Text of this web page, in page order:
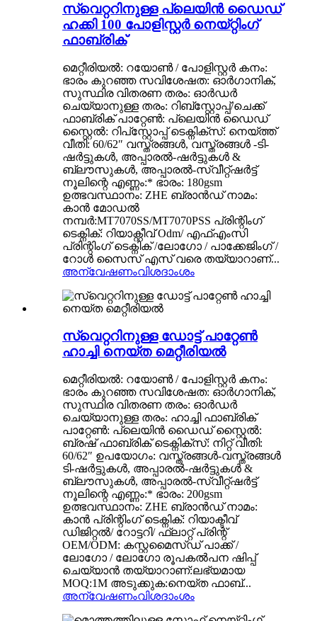
സ്വെറ്ററിനുള്ള പ്ലെയിൻ ഡൈഡ്
ഹക്കി 100 പോളിസ്റ്റർ നെയ്റ്റിംഗ്
ഫാബ്രിക്
മെറ്റീരിയൽ: റയോൺ / പോളിസ്റ്റർ കനം:
ഭാരം കുറഞ്ഞ സവിശേഷത: ഓർഗാനിക്,
സുസ്ഥിര വിതരണ തരം: ഓർഡർ
ചെയ്യാനുള്ള തരം: റിബ്‌സ്റ്റോപ്പ്/ചെക്ക്
ഫാബ്രിക് പാറ്റേൺ: പ്ലെയിൻ ഡൈഡ്
സ്റ്റൈൽ: റിപ്‌സ്റ്റോപ്പ് ടെക്നിക്സ്: നെയ്ത്ത്
വീതി: 60/62″ വസ്ത്രങ്ങൾ, വസ്ത്രങ്ങൾ -ടി-
ഷർട്ടുകൾ, അപ്പാരൽ-ഷർട്ടുകൾ &
ബ്ലൗസുകൾ, അപ്പാരൽ-സ്വീറ്റ്ഷർട്ട്
നൂലിന്റെ എണ്ണം:* ഭാരം: 180gsm
ഉത്ഭവസ്ഥാനം: ZHE ബ്രാൻഡ് നാമം:
കാൻ മോഡൽ
നമ്പർ:MT7070SS/MT7070PSS പ്രിന്റിംഗ്
ടെക്നിക്: റിയാക്റ്റീവ് Odm/ എഫ്എംസി
പ്രിന്റിംഗ് ടെക്നിക് /ലോഗോ / പാക്കേജിംഗ് /
റോൾ സൈസ് എസ് വരെ തയ്യാറാണ്...
അന്വേഷണംവിശദാംശം
സ്വെറ്ററിനുള്ള ഡോട്ട് പാറ്റേൺ
ഹാച്ചി നെയ്ത മെറ്റീരിയൽ
മെറ്റീരിയൽ: റയോൺ / പോളിസ്റ്റർ കനം:
ഭാരം കുറഞ്ഞ സവിശേഷത: ഓർഗാനിക്,
സുസ്ഥിര വിതരണ തരം: ഓർഡർ
ചെയ്യാനുള്ള തരം: ഹാച്ചി ഫാബ്രിക്
പാറ്റേൺ: പ്ലെയിൻ ഡൈഡ് സ്റ്റൈൽ:
ബ്രഷ് ഫാബ്രിക് ടെക്നിക്സ്: നിറ്റ് വീതി:
60/62″ ഉപയോഗം: വസ്ത്രങ്ങൾ-വസ്ത്രങ്ങൾ
ടി-ഷർട്ടുകൾ, അപ്പാരൽ-ഷർട്ടുകൾ &
ബ്ലൗസുകൾ, അപ്പാരൽ-സ്വീറ്റ്ഷർട്ട്
നൂലിന്റെ എണ്ണം:* ഭാരം: 200gsm
ഉത്ഭവസ്ഥാനം: ZHE ബ്രാൻഡ് നാമം:
കാൻ പ്രിന്റിംഗ് ടെക്നിക്: റിയാക്ടീവ്
ഡിജിറ്റൽ/ റോട്ടറി/ ഫ്ലാറ്റ് പ്രിന്റ്
OEM/ODM: കസ്റ്റമൈസ്ഡ് പാക്ക് /
ലോഗോ / ലോഗോ രൂപകൽപന ഷിപ്പ്
ചെയ്യാൻ തയ്യാറാണ്:ലഭ്യമായ
MOQ:1M അടുക്കുക:നെയ്ത ഫാബ്...
അന്വേഷണംവിശദാംശം